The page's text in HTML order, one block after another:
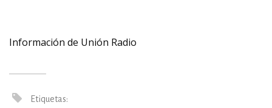
Información de Unión Radio
Etiquetas: